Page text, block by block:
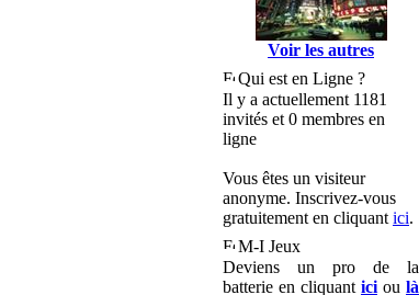
Voir les autres
Qui est en Ligne ?
Il y a actuellement 1181
invités et 0 membres en
ligne
Vous êtes un visiteur
anonyme. Inscrivez-vous
gratuitement en cliquant ici.
M-I Jeux
Deviens un pro de la
batterie en cliquant ici ou là